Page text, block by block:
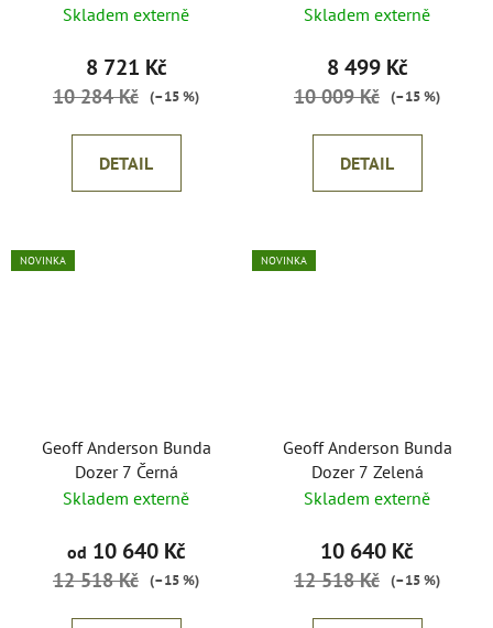
Skladem externě
8 721 Kč
10 284 Kč (–15 %)
DETAIL
Skladem externě
8 499 Kč
10 009 Kč (–15 %)
DETAIL
NOVINKA
Geoff Anderson Bunda
Dozer 7 Černá
Skladem externě
od 10 640 Kč
12 518 Kč (–15 %)
NOVINKA
Geoff Anderson Bunda
Dozer 7 Zelená
Skladem externě
10 640 Kč
12 518 Kč (–15 %)